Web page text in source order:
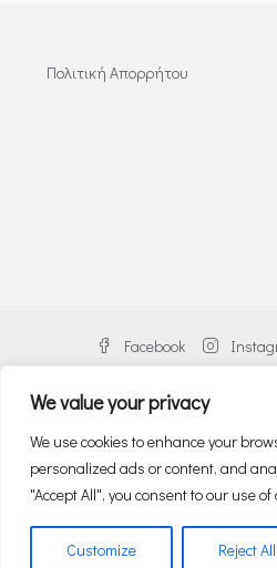
We value your privacy
We use cookies to enhance your
personalized ads or content, and
"Accept All", you consent to our use of
Customize Reject All
Πολιτική Απορρήτου
Facebook
© Danos Greece | An alliance member
Αγγλικα )